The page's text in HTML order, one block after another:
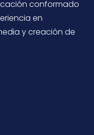
conformado
en
y creación de